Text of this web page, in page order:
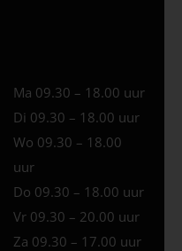
Ma 09.30 – 18.00 uur
Di 09.30 – 18.00 uur
Wo 09.30 – 18.00
uur
Do 09.30 – 18.00 uur
Vr 09.30 – 20.00 uur
Za 09.30 – 17.00 uur